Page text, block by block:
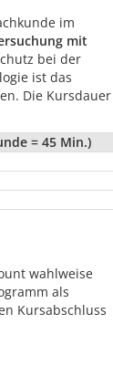
im
mit
bei der
ist das
Die Kursdauer
= 45 Min.)
wahlweise
als
Kursabschluss